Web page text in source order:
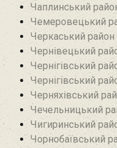
Чаплинський
Чемеровецький
Черкаський район
Чернівецький
Чернігівський
Чернігівський
Черняхівський
Чечельницький
Чигиринський
Чорнобаївський